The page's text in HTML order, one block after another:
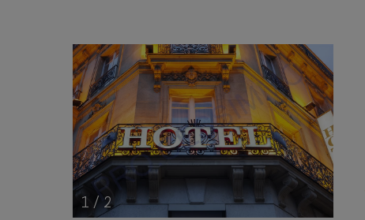
1 / 2